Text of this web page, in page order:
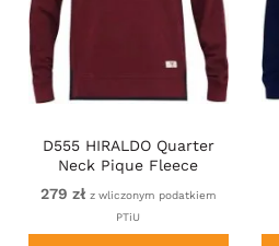
D555 HIRALDO Quarter
Neck Pique Fleece
Sweatshirt With Chest
Embroidery Red
279 zł z wliczonym podatkiem
PTiU